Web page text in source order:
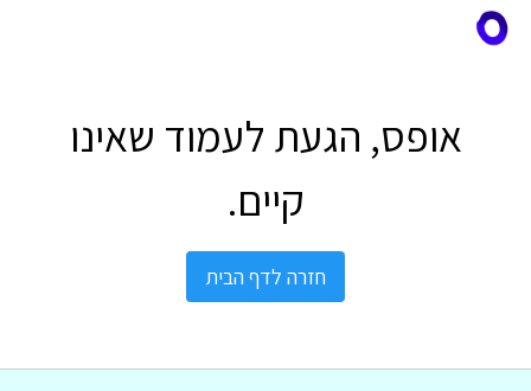
אופס, הגעת לעמוד שאינו
קיים.
חזרה לדף הבית